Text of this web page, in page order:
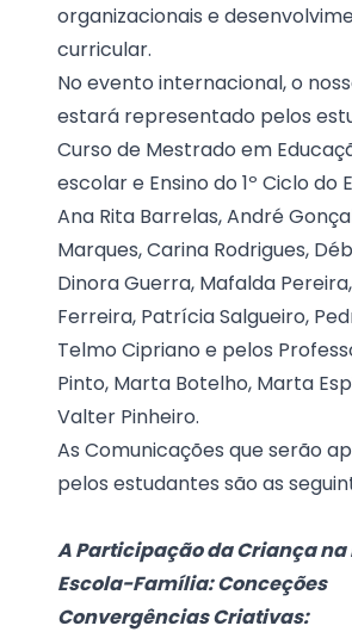
organizacionais e
curricular.
No evento internacional, o
estará representado pelos
Curso de Mestrado em
escolar e Ensino do 1º Ciclo do
Ana Rita Barrelas, André
Marques, Carina Rodrigues,
Dinora Guerra, Mafalda
Ferreira, Patrícia Salgueiro,
Telmo Cipriano e pelos
Pinto, Marta Botelho, Marta
Valter Pinheiro.
As Comunicações que serão
pelos estudantes são as
A Participação da Criança na
Escola-Família: Conceções
Convergências Criativas: